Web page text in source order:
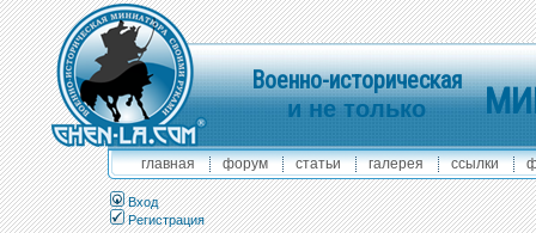
Военно-историческая
и не только
главная форум статьи галерея ссылки
Вход
Регистрация